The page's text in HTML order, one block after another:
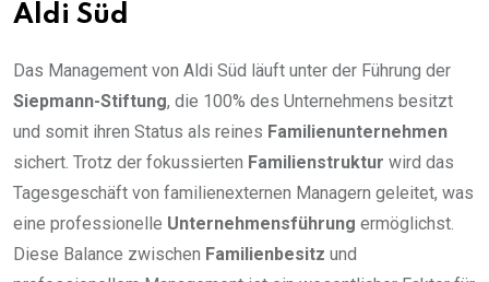
Aldi Süd
Das Management von Aldi Süd läuft unter der Führung der
Siepmann-Stiftung, die 100% des Unternehmens besitzt
und somit ihren Status als reines Familienunternehmen
sichert. Trotz der fokussierten Familienstruktur wird das
Tagesgeschäft von familienexternen Managern geleitet, was
eine professionelle Unternehmensführung ermöglichst.
Diese Balance zwischen Familienbesitz und